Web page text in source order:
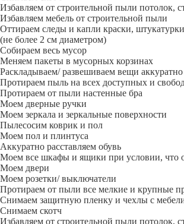
Избавляем от строительной пыли потолок,
Избавляем мебель от строительной пыли
Оттираем следы и капли краски,
(не более 2 см диаметром)
Собираем весь мусор
Меняем пакеты в мусорных корзинах
Раскладываем/ развешиваем вещи аккуратно
Протираем пыль на всех доступных и
Протираем от пыли настенные бра
Моем дверные ручки
Моем зеркала и зеркальные поверхности
Пылесосим коврик и пол
Моем пол и плинтуса
Аккуратно расставляем обувь
Моем все шкафы и ящики при условии, что
Моем двери
Моем розетки/ выключатели
Протираем от пыли все мелкие и крупные
Снимаем защитную пленку и чехлы с
Снимаем скотч
Избавляем от строительной пыли потолок,